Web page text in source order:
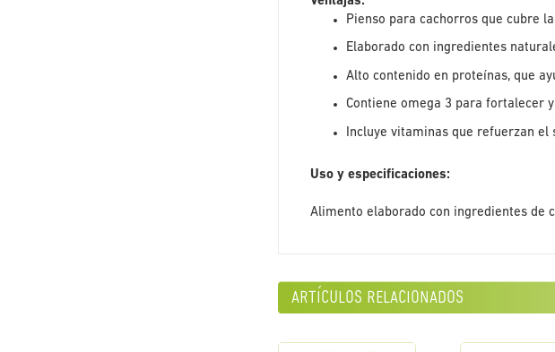
Pienso para cachorros que cubre
Elaborado con ingredientes
Alto contenido en proteínas, que
Contiene omega 3 para fortalecer
Incluye vitaminas que refuerzan
Uso y especificaciones:
Alimento elaborado con ingredientes de
artículos relacionados